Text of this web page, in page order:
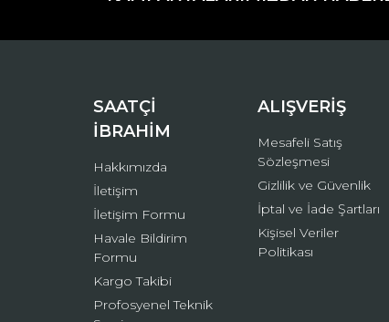
Bu ürüne benzer farklı alternatifler olmalı.
SAATÇİ
İBRAHİM
Hakkımızda
İletişim
İletişim Formu
Havale Bildirim
Formu
Kargo Takibi
Profosyenel Teknik
ALIŞVERİŞ
Mesafeli Satış
Sözleşmesi
Gizlilik ve Güvenlik
İptal ve İade Şartları
Kişisel Veriler
Politikası